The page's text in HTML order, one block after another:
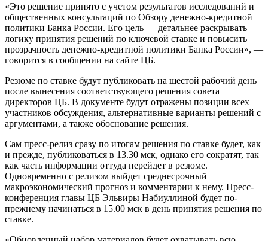
«Это решение принято с учетом результатов исследований и
общественных консультаций по Обзору денежно-кредитной
политики Банка России. Его цель — детальнее раскрывать
логику принятия решений по ключевой ставке и повысить
прозрачность денежно-кредитной политики Банка России», —
говорится в сообщении на сайте ЦБ.
Резюме по ставке будут публиковать на шестой рабочий день
после вынесения соответствующего решения совета
директоров ЦБ. В документе будут отражены позиции всех
участников обсуждения, альтернативные варианты решений с
аргументами, а также обоснование решения.
Сам пресс-релиз сразу по итогам решения по ставке будет, как
и прежде, публиковаться в 13.30 мск, однако его сократят, так
как часть информации оттуда перейдет в резюме.
Одновременно с релизом выйдет среднесрочный
макроэкономический прогноз и комментарии к нему. Пресс-
конференция главы ЦБ Эльвиры Набиуллиной будет по-
прежнему начинаться в 15.00 мск в день принятия решения по
ставке.